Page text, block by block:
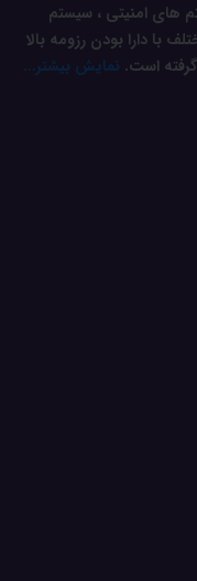
های امنیتی ، سیستم
با دارا بودن رزومه بالا
است. نمایش بیشتر...